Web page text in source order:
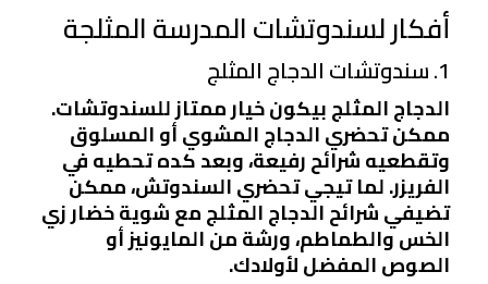
أفكار لسندوتشات المدرسة المثلجة
1. سندوتشات الدجاج المثلج
الدجاج المثلج بيكون خيار ممتاز للسندوتشات.
ممكن تحضري الدجاج المشوي أو المسلوق
وتقطعيه شرائح رفيعة، وبعد كده تحطيه في
الفريزر. لما تيجي تحضري السندوتش، ممكن
تضيفي شرائح الدجاج المثلج مع شوية خضار زي
الخس والطماطم، ورشة من المايونيز أو
الصوص المفضل لأولادك.